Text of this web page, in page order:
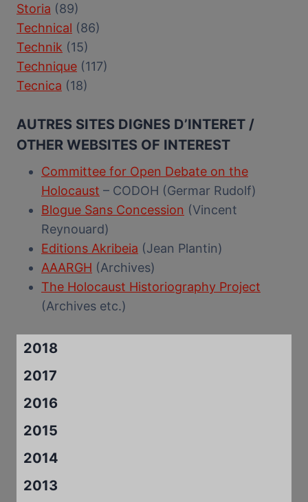
Storia (89)
Technical (86)
Technik (15)
Technique (117)
Tecnica (18)
AUTRES SITES DIGNES D’INTERET /
OTHER WEBSITES OF INTEREST
Committee for Open Debate on the
Holocaust – CODOH (Germar Rudolf)
Blogue Sans Concession (Vincent
Reynouard)
Editions Akribeia (Jean Plantin)
AAARGH (Archives)
The Holocaust Historiography Project
(Archives etc.)
2018
2017
2016
2015
2014
2013